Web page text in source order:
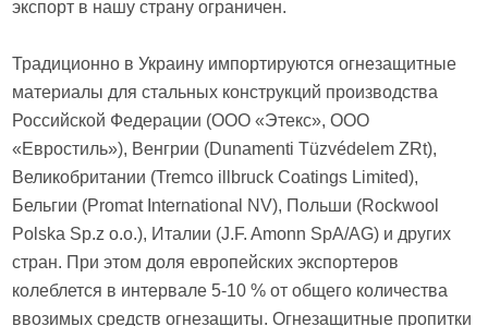
экспорт в нашу страну ограничен.
Традиционно в Украину импортируются огнезащитные
материалы для стальных конструкций производства
Российской Федерации (ООО «Этекс», ООО
«Евростиль»), Венгрии (Dunamenti Tüzvédelem ZRt),
Великобритании (Tremco illbruck Coatings Limited),
Бельгии (Promat International NV), Польши (Rockwool
Polska Sp.z o.o.), Италии (J.F. Amonn SpA/AG) и других
стран. При этом доля европейских экспортеров
колеблется в интервале 5-10 % от общего количества
ввозимых средств огнезащиты. Огнезащитные пропитки